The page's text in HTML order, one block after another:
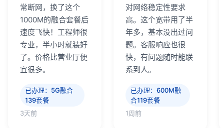
常断网，换了这个
1000M的融合套餐后
速度飞快！工程师很
专业，半小时就装好
了。价格比营业厅便
宜很多。
已办理：5G融合
139套餐
3天前
对网络稳定性要求
高。这个宽带用了半
年多，基本没出过问
题。客服响应也很
快，有问题随时能联
系到人。
已办理：600M融
合119套餐
1周前